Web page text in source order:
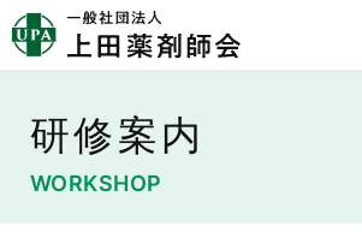
研修案内
WORKSHOP